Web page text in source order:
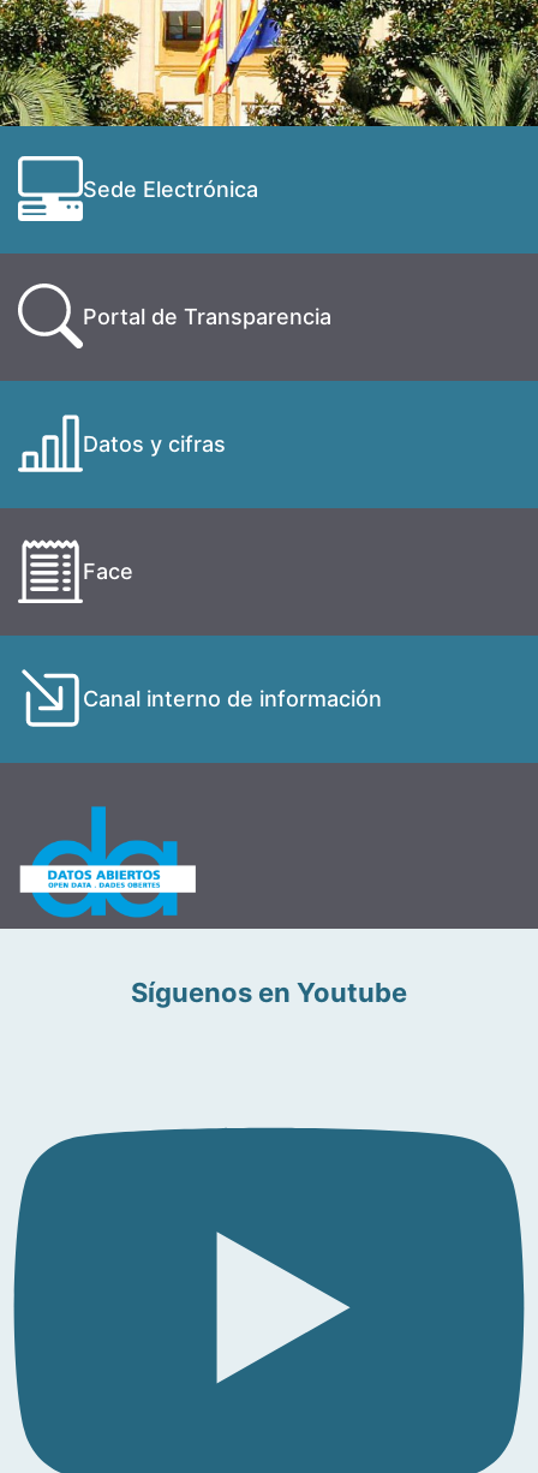
Sede Electrónica
Portal de Transparencia
Datos y cifras
Face
Canal interno de información
Síguenos en Youtube